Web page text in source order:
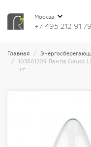
Москва
+7 495 212 91 79
Главная
103801209 Лампа Gauss
шт